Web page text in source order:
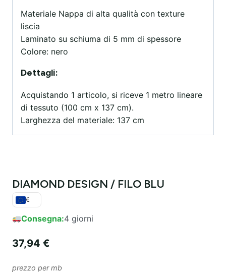
Materiale Nappa di alta qualità con texture
liscia
Laminato su schiuma di 5 mm di spessore
Colore: nero
Dettagli:
Acquistando 1 articolo, si riceve 1 metro lineare
di tessuto (100 cm x 137 cm).
Larghezza del materiale: 137 cm
DIAMOND DESIGN / FILO BLU
€
Consegna:4 giorni
37,94 €
prezzo per mb